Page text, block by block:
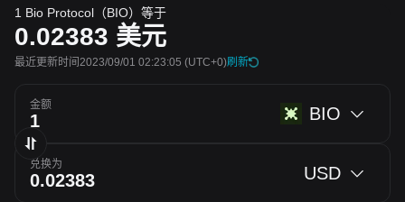
1 Bio Protocol（BIO）等于
0.02383 美元
最近更新时间2023/09/01 02:23:05 (UTC+0)刷新
金额 BIO
兑换为 USD